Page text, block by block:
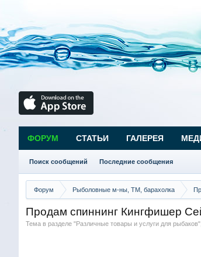
Форум Рыболовные м-ны, ТМ, барахолка
Продам спиннинг Кингфишер
Тема в разделе "Различные товары и услуги для рыбаков
ФОРУМ
Поиск сообщений Последние сообщения
СТАТЬИ ГАЛЕРЕЯ